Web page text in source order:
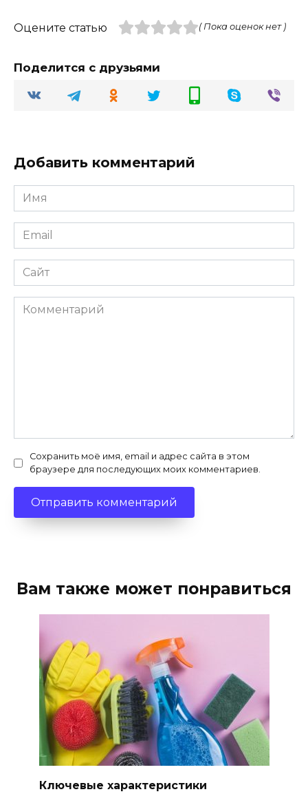
Оцените статью ( Пока оценок нет )
Поделится с друзьями
Добавить комментарий
Имя
Email
Сайт
Комментарий
Сохранить моё имя, email и адрес сайта в этом
браузере для последующих моих комментариев.
Вам также может понравиться
Ключевые характеристики